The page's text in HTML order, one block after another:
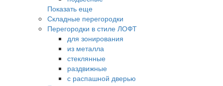
Показать еще
Складные перегородки
Перегородки в стиле ЛОФТ
для зонирования
из металла
стеклянные
раздвижные
с распашной дверью